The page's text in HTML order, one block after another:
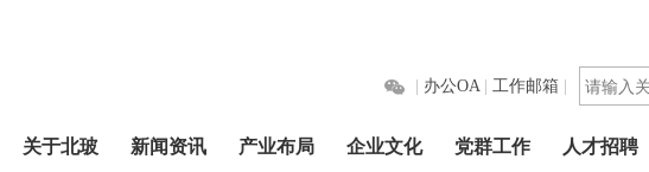
办公OA| 工作邮箱
关于北玻 新闻资讯 产业布局 企业文化 党群工作 人才招聘